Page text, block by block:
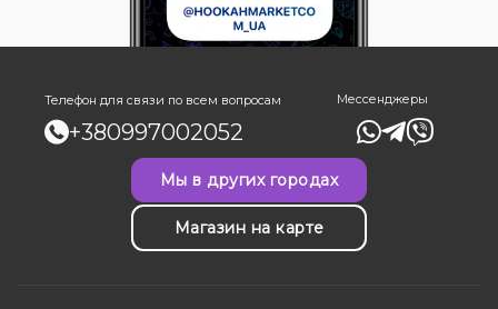
Телефон для связи по всем вопросам
+380997002052
Мессенджеры
Мы в других городах
Магазин на карте